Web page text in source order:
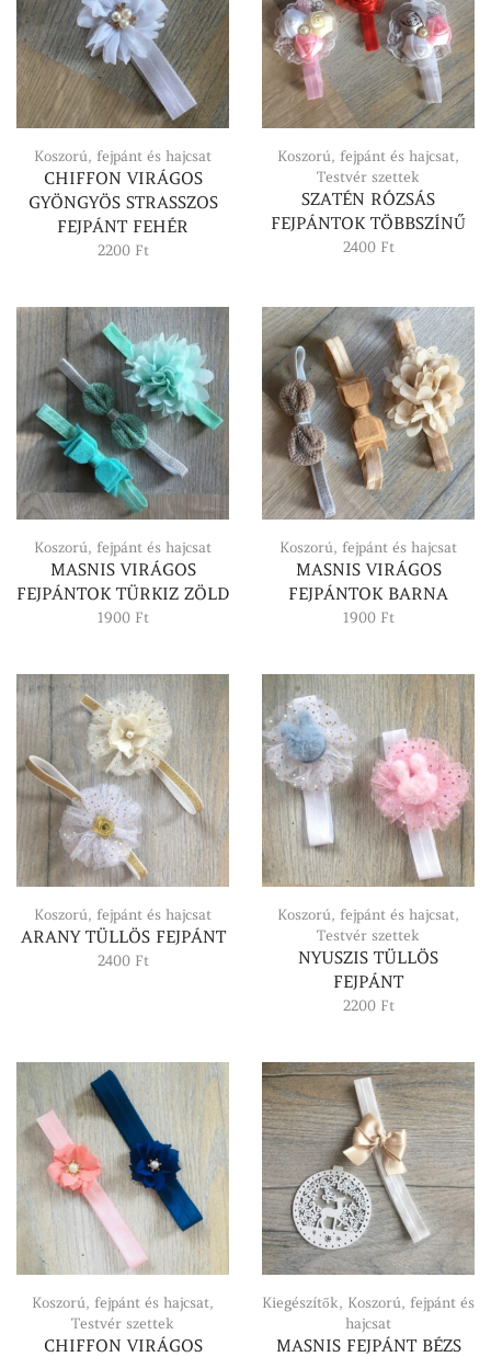
Koszorú, fejpánt és hajcsat
CHIFFON VIRÁGOS
GYÖNGYÖS STRASSZOS
FEJPÁNT FEHÉR
2200 Ft
Koszorú, fejpánt és hajcsat,
Testvér szettek
SZATÉN RÓZSÁS
FEJPÁNTOK TÖBBSZÍNŰ
2400 Ft
Koszorú, fejpánt és hajcsat
MASNIS VIRÁGOS
FEJPÁNTOK TÜRKIZ ZÖLD
1900 Ft
Koszorú, fejpánt és hajcsat
MASNIS VIRÁGOS
FEJPÁNTOK BARNA
1900 Ft
Koszorú, fejpánt és hajcsat
ARANY TÜLLÖS FEJPÁNT
2400 Ft
Koszorú, fejpánt és hajcsat,
Testvér szettek
NYUSZIS TÜLLÖS
FEJPÁNT
2200 Ft
Koszorú, fejpánt és hajcsat,
Testvér szettek
CHIFFON VIRÁGOS
Kiegészítők, Koszorú, fejpánt és
hajcsat
MASNIS FEJPÁNT BÉZS